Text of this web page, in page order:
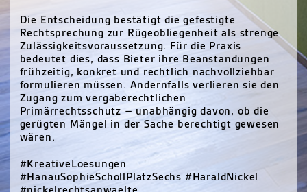
Die Entscheidung bestätigt die gefestigte
Rechtsprechung zur Rügeobliegenheit als strenge
Zulässigkeitsvoraussetzung. Für die Praxis
bedeutet dies, dass Bieter ihre Beanstandungen
frühzeitig, konkret und rechtlich nachvollziehbar
formulieren müssen. Andernfalls verlieren sie den
Zugang zum vergaberechtlichen
Primärrechtsschutz – unabhängig davon, ob die
gerügten Mängel in der Sache berechtigt gewesen
wären.
#KreativeLoesungen
#HanauSophieSchollPlatzSechs #HaraldNickel